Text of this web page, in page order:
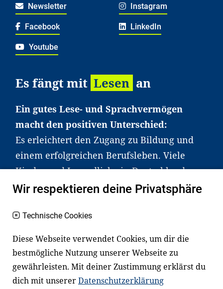
Newsletter Instagram
Facebook LinkedIn
Youtube
Es fängt mit Lesen an
Ein gutes Lese- und Sprachvermögen
macht den positiven Unterschied:
Es erleichtert den Zugang zu Bildung und
einem erfolgreichen Berufsleben. Viele
Kinder und Jugendliche in Deutschland
haben aber große Schwierigkeiten dabei.
an Familien sowie an Erzieher*innen,
Lehrer*innen und andere
Fachexpert*innen. Dafür arbeiten wir eng
mit Ministerien, wissenschaftlichen
Einrichtungen, Verbänden, Unternehmen
Wir respektieren deine Privatsphäre
Technische Cookies
Diese Webseite verwendet Cookies, um dir die
bestmögliche Nutzung unserer Webseite zu
gewährleisten. Mit deiner Zustimmung erklärst du
dich mit unsererDatenschutzerklärung